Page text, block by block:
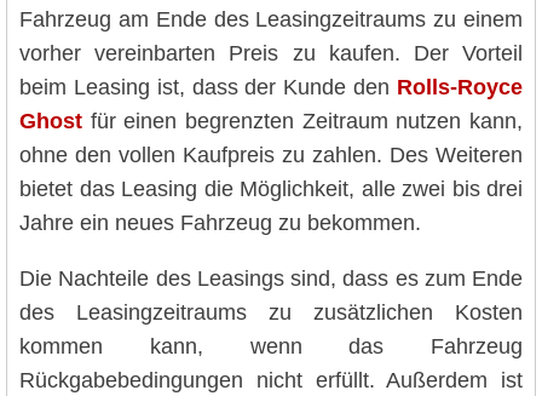
Fahrzeug am Ende des Leasingzeitraums zu einem
vorher vereinbarten Preis zu kaufen. Der Vorteil
beim Leasing ist, dass der Kunde den Rolls-Royce
Ghost für einen begrenzten Zeitraum nutzen kann,
ohne den vollen Kaufpreis zu zahlen. Des Weiteren
bietet das Leasing die Möglichkeit, alle zwei bis drei
Jahre ein neues Fahrzeug zu bekommen.
Die Nachteile des Leasings sind, dass es zum Ende
des Leasingzeitraums zu zusätzlichen Kosten
kommen kann, wenn das Fahrzeug
Rückgabebedingungen nicht erfüllt. Außerdem ist